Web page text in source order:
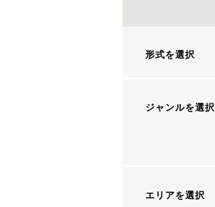
形式を選択
ジャンルを選択
エリアを選択